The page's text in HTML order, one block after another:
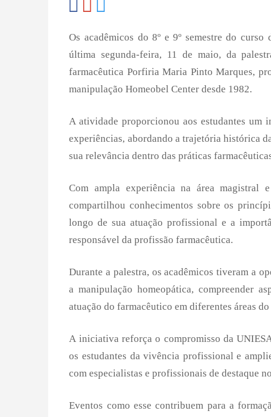
Os acadêmicos do 8º e 9º semestre do
última segunda-feira, 11 de maio, da
farmacêutica Porfiria Maria Pinto Marques,
manipulação Homeobel Center desde 1982.
A atividade proporcionou aos estudantes um
experiências, abordando a trajetória histórica
sua relevância dentro das práticas
Com ampla experiência na área magistral
compartilhou conhecimentos sobre os
longo de sua atuação profissional e a
responsável da profissão farmacêutica.
Durante a palestra, os acadêmicos tiveram a
a manipulação homeopática, compreender
atuação do farmacêutico em diferentes áreas
A iniciativa reforça o compromisso da
os estudantes da vivência profissional e
com especialistas e profissionais de destaque
Eventos como esse contribuem para a